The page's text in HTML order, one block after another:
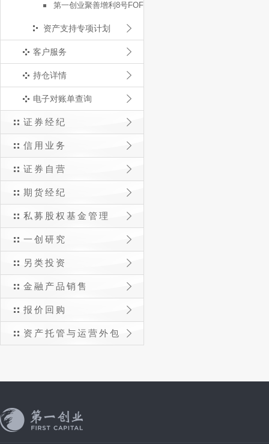
第一创业聚善增利8号FOF
资产支持专项计划
客户服务
持仓详情
电子对账单查询
证券经纪
信用业务
证券自营
期货经纪
私募股权基金管理
一创研究
另类投资
金融产品销售
报价回购
资产托管与运营外包